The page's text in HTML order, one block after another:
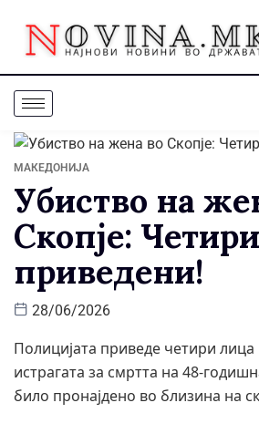
МАКЕДОНИЈА
Убиство на
Скопје:
приведени!
28/06/2026
Полицијата приведе четири
истрагата за смртта на 48-
било пронајдено во близина на